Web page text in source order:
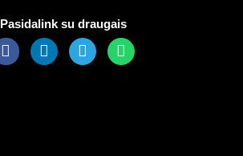
Pasidalink su draugais